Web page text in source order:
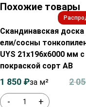
Похожие товары
Скандинавская доска
ели/сосны
UYS 21х196х6000 мм с
покраской сорт АВ
- +
2
1 850 ₽за м²